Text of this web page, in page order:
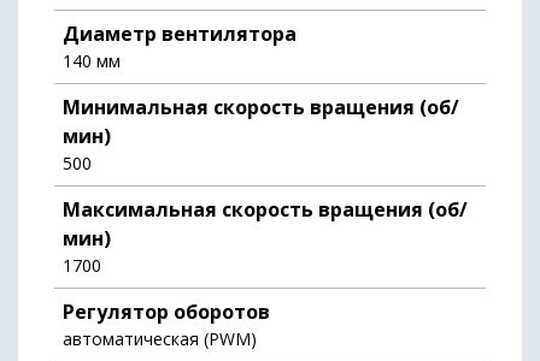
Диаметр вентилятора
140 мм
Минимальная скорость вращения (об/
мин)
500
Максимальная скорость вращения (об/
мин)
1700
Регулятор оборотов
автоматическая (PWM)